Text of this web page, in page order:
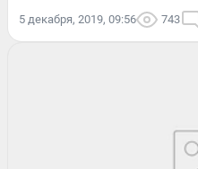
5 декабря, 2019, 09:56 743